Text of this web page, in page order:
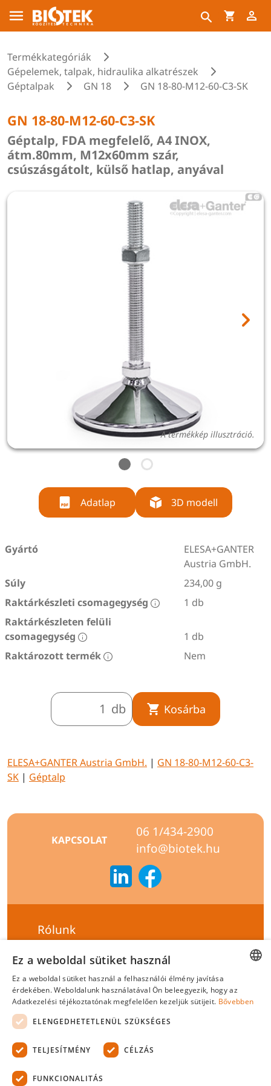
Termékkategóriák
Gépelemek, talpak, hidraulika alkatrészek
Géptalpak
GN 18 GN 18-80-M12-60-C3-SK
GN 18-80-M12-60-C3-SK
Géptalp, FDA megfelelő, A4 INOX,
átm.80mm, M12x60mm szár,
csúszásgátolt, külső hatlap, anyával
A termékkép illusztráció.
Adatlap 3D modell
Gyártó
ELESA+GANTER
Austria GmbH.
Súly
234,00 g
Raktárkészleti csomagegység
1 db
Raktárkészleten felüli
csomagegység
1 db
Raktározott termék
Nem
db Kosárba
ELESA+GANTER Austria GmbH. | GN 18-80-M12-60-C3-
SK | Géptalp
KAPCSOLAT
06 1/434-2900
info@biotek.hu
Rólunk
Hírlevél feliratkozás
Általános szerződési feltételek
Adatvédelmi tájékoztató
Felelősségvállalási nyilatkozat
Tanúsítványok
ENGLISH
Ez a weboldal sütiket használ
Ez a weboldal sütiket használ a felhasználói élmény javítása
érdekében. Weboldalunk használatával Ön beleegyezik, hogy az
Adatkezelési téjékoztatónak megfelelően kezeljük sütijeit. Bővebben
ELENGEDHETETLENÜL SZÜKSÉGES
TELJESÍTMÉNY CÉLZÁS
FUNKCIONALITÁS